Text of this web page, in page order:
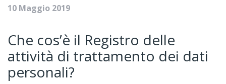
10 Maggio 2019
Che cos’è il Registro delle
attività di trattamento dei dati
personali?